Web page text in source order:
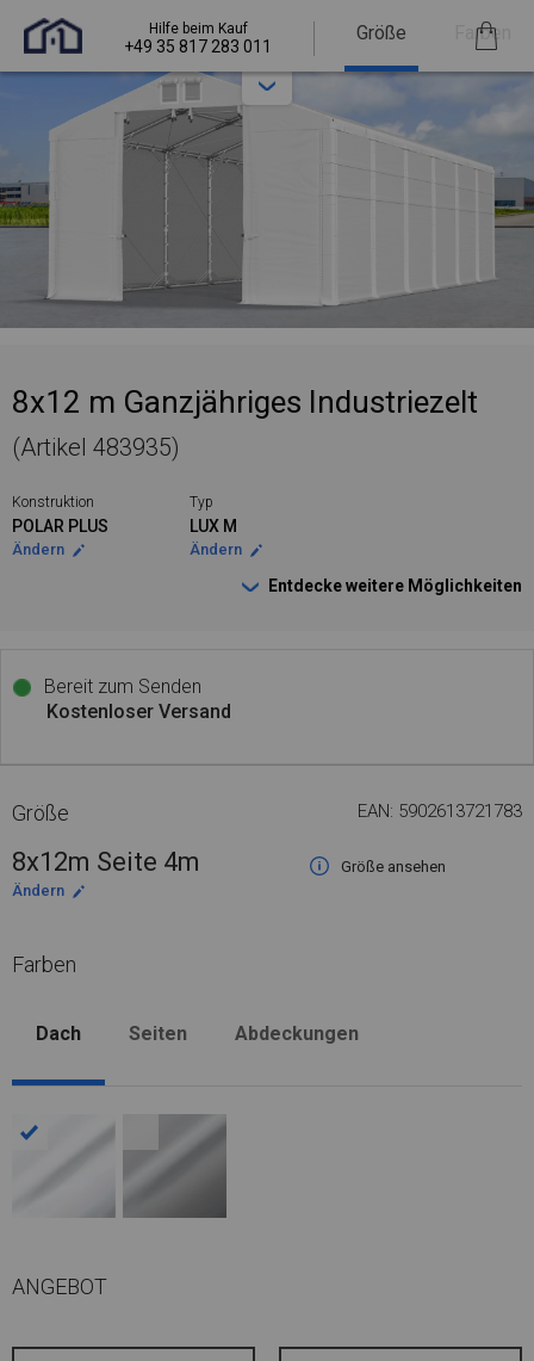
Hilfe beim Kauf
+49 35 817 283 011
Größe Farben
8x12 m Ganzjähriges Industriezelt
(Artikel 483935)
Konstruktion
POLAR PLUS
Ändern
Typ
LUX M
Ändern
Entdecke weitere Möglichkeiten
Bereit zum Senden
Kostenloser Versand
Größe EAN: 5902613721783
8x12m Seite 4m
Größe ansehen
Ändern
Farben
Dach Seiten Abdeckungen
ANGEBOT